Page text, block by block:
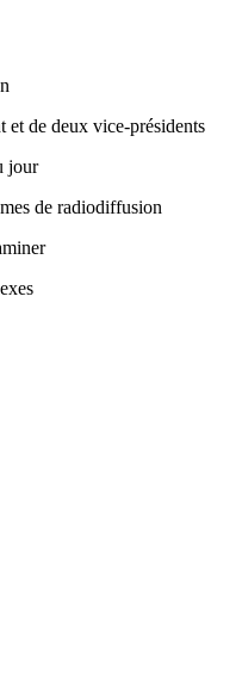
et de deux vice-présidents
jour
de radiodiffusion